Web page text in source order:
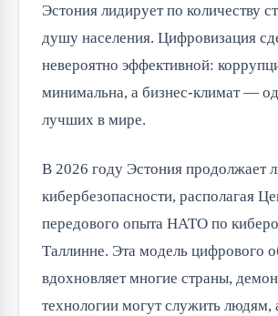
Эстония лидирует по количеству
душу населения. Цифровизация
невероятно эффективной:
минимальна, а бизнес-климат —
лучших в мире.
В 2026 году Эстония продолжает
кибербезопасности, располагая
передового опыта НАТО по
Таллинне. Эта модель цифрового
вдохновляет многие страны,
технологии могут служить людям,